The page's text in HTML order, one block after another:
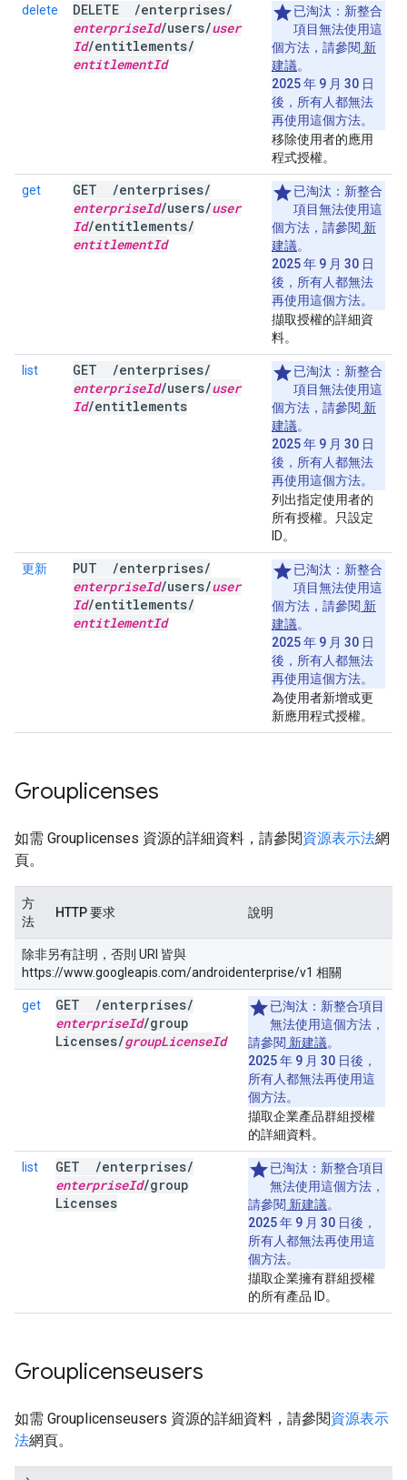
delete DELETE /enterprises/
enterpriseId/users/user
Id/entitlements/
entitlementId
已淘汰： 新整合
項目無法使用這
個方法，請參閱 新
建議。
2025 年 9 月 30 日
後，所有人都無法
再使用這個方法。
移除使用者的應用
程式授權。
get GET /enterprises/
enterpriseId/users/user
Id/entitlements/
entitlementId
已淘汰： 新整合
項目無法使用這
個方法，請參閱 新
建議。
2025 年 9 月 30 日
後，所有人都無法
再使用這個方法。
擷取授權的詳細資
料。
list GET /enterprises/
enterpriseId/users/user
Id/entitlements
已淘汰： 新整合
項目無法使用這
個方法，請參閱 新
建議。
2025 年 9 月 30 日
後，所有人都無法
再使用這個方法。
列出指定使用者的
所有授權。只設定
ID。
更新 PUT /enterprises/
enterpriseId/users/user
Id/entitlements/
entitlementId
已淘汰： 新整合
項目無法使用這
個方法，請參閱 新
建議。
2025 年 9 月 30 日
後，所有人都無法
再使用這個方法。
為使用者新增或更
新應用程式授權。
Grouplicenses
如需 Grouplicenses 資源的詳細資料，請參閱資源表示法網
頁。
方
法
HTTP 要求 說明
除非另有註明，否則 URI 皆與
https://www.googleapis.com/androidenterprise/v1 相關
get GET /enterprises/
enterpriseId/group
Licenses/groupLicenseId
已淘汰： 新整合項目
無法使用這個方法，
請參閱 新建議。
2025 年 9 月 30 日後，
所有人都無法再使用這
個方法。
擷取企業產品群組授權
的詳細資料。
list GET /enterprises/
enterpriseId/group
Licenses
已淘汰： 新整合項目
無法使用這個方法，
請參閱 新建議。
2025 年 9 月 30 日後，
所有人都無法再使用這
個方法。
擷取企業擁有群組授權
的所有產品 ID。
Grouplicenseusers
如需 Grouplicenseusers 資源的詳細資料，請參閱資源表示
法網頁。